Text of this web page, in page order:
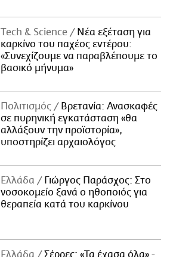
Τech & Science
Νέα εξέταση για
καρκίνο του παχέος εντέρου:
«Συνεχίζουμε να παραβλέπουμε το
βασικό μήνυμα»
Πολιτισμός
Βρετανία: Ανασκαφές
σε πυρηνική εγκατάσταση «θα
αλλάξουν την προϊστορία»,
υποστηρίζει αρχαιολόγος
Ελλάδα
Γιώργος Παράσχος: Στο
νοσοκομείο ξανά ο ηθοποιός για
θεραπεία κατά του καρκίνου
Ελλάδα
Σέρρες: «Τα έχασα όλα» -